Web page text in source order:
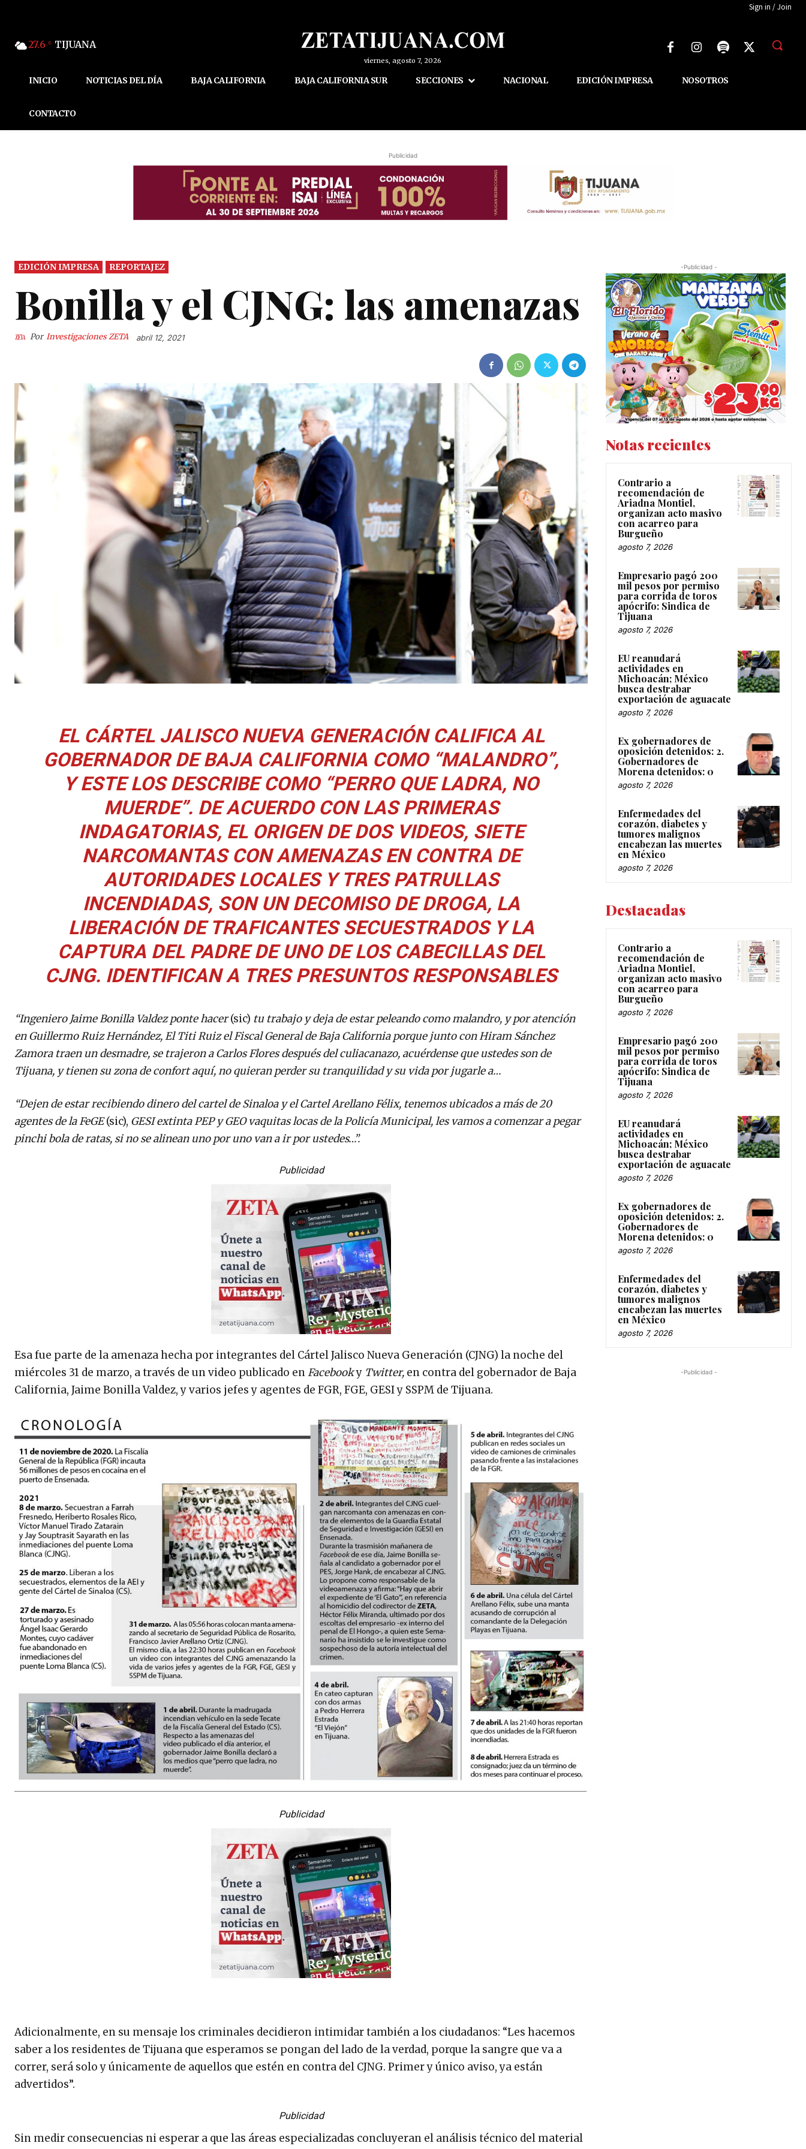
Sign in / Join
27.6 C TIJUANA
viernes, agosto 7, 2026
INICIO NOTICIAS DEL DÍA BAJA CALIFORNIA BAJA CALIFORNIA SUR SECCIONES NACIONAL EDICIÓN IMPRESA NOSOTROS
CONTACTO
Publicidad
EDICIÓN IMPRESA REPORTAJEZ
Bonilla y el CJNG: las amenazas
Por Investigaciones ZETA abril 12, 2021
EL CÁRTEL JALISCO NUEVA GENERACIÓN CALIFICA AL
GOBERNADOR DE BAJA CALIFORNIA COMO “MALANDRO”,
Y ESTE LOS DESCRIBE COMO “PERRO QUE LADRA, NO
MUERDE”. DE ACUERDO CON LAS PRIMERAS
INDAGATORIAS, EL ORIGEN DE DOS VIDEOS, SIETE
NARCOMANTAS CON AMENAZAS EN CONTRA DE
AUTORIDADES LOCALES Y TRES PATRULLAS
INCENDIADAS, SON UN DECOMISO DE DROGA, LA
LIBERACIÓN DE TRAFICANTES SECUESTRADOS Y LA
CAPTURA DEL PADRE DE UNO DE LOS CABECILLAS DEL
CJNG. IDENTIFICAN A TRES PRESUNTOS RESPONSABLES
“Ingeniero Jaime Bonilla Valdez ponte hacer(sic) tu trabajo y deja de estar peleando como malandro, y por atención
en Guillermo Ruiz Hernández, El Titi Ruiz el Fiscal General de Baja California porque junto con Hiram Sánchez
Zamora traen un desmadre, se trajeron a Carlos Flores después del culiacanazo, acuérdense que ustedes son de
Tijuana, y tienen su zona de confort aquí, no quieran perder su tranquilidad y su vida por jugarle a…
“Dejen de estar recibiendo dinero del cartel de Sinaloa y el Cartel Arellano Félix, tenemos ubicados a más de 20
agentes de la FeGE(sic), GESI extinta PEP y GEO vaquitas locas de la Policía Municipal, les vamos a comenzar a pegar
pinchi bola de ratas, si no se alinean uno por uno van a ir por ustedes…”.
Publicidad
Esa fue parte de la amenaza hecha por integrantes del Cártel Jalisco Nueva Generación (CJNG) la noche del
miércoles 31 de marzo, a través de un video publicado enFacebooky Twitter, en contra del gobernador de Baja
California, Jaime Bonilla Valdez, y varios jefes y agentes de FGR, FGE, GESI y SSPM de Tijuana.
Publicidad
Adicionalmente, en su mensaje los criminales decidieron intimidar también a los ciudadanos: “Les hacemos
saber a los residentes de Tijuana que esperamos se pongan del lado de la verdad, porque la sangre que va a
correr, será solo y únicamente de aquellos que estén en contra del CJNG. Primer y único aviso, ya están
advertidos”.
Publicidad
Sin medir consecuencias ni esperar a que las áreas especializadas concluyeran el análisis técnico del material
-Publicidad -
Notas recientes
Contrario a
recomendación de
Ariadna Montiel,
organizan acto masivo
con acarreo para
Burgueño
agosto 7, 2026
Empresario pagó 200
mil pesos por permiso
para corrida de toros
apócrifo: Sindica de
Tijuana
agosto 7, 2026
EU reanudará
actividades en
Michoacán; México
busca destrabar
exportación de aguacate
agosto 7, 2026
Ex gobernadores de
oposición detenidos: 2.
Gobernadores de
Morena detenidos: 0
agosto 7, 2026
Enfermedades del
corazón, diabetes y
tumores malignos
encabezan las muertes
en México
agosto 7, 2026
Destacadas
Contrario a
recomendación de
Ariadna Montiel,
organizan acto masivo
con acarreo para
Burgueño
agosto 7, 2026
Empresario pagó 200
mil pesos por permiso
para corrida de toros
apócrifo: Sindica de
Tijuana
agosto 7, 2026
EU reanudará
actividades en
Michoacán; México
busca destrabar
exportación de aguacate
agosto 7, 2026
Ex gobernadores de
oposición detenidos: 2.
Gobernadores de
Morena detenidos: 0
agosto 7, 2026
Enfermedades del
corazón, diabetes y
tumores malignos
encabezan las muertes
en México
agosto 7, 2026
-Publicidad -